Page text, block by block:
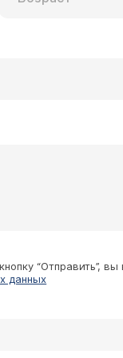
“Отправить”,
данных